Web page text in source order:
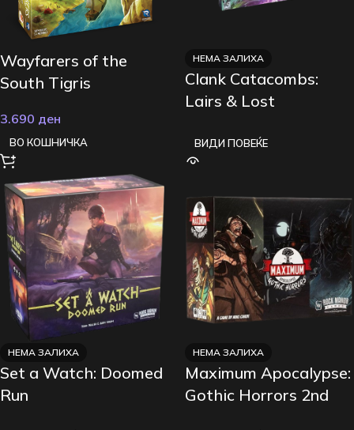
Wayfarers of the
South Tigris
3.690 ден
ВО КОШНИЧКА
НЕМА ЗАЛИХА
Clank Catacombs:
Lairs & Lost
ВИДИ ПОВЕЌЕ
НЕМА ЗАЛИХА
Set a Watch: Doomed
Run
НЕМА ЗАЛИХА
Maximum Apocalypse:
Gothic Horrors 2nd